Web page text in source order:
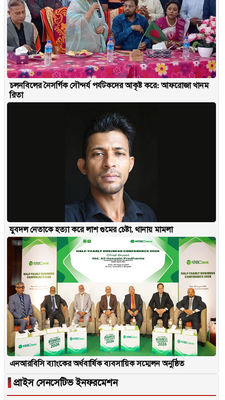
চলনবিলের নৈসর্গিক সৌন্দর্য পর্যটকদের আকৃষ্ট করে: আফরোজা খানম
রিতা
যুবদল নেতাকে হত্যা করে লাশ গুমের চেষ্টা, থানায় মামলা
এনআরবিসি ব্যাংকের অর্ধবার্ষিক ব্যবসায়িক সম্মেলন অনুষ্ঠিত
▐ প্রাইস সেনসেটিভ ইনফরমেশন